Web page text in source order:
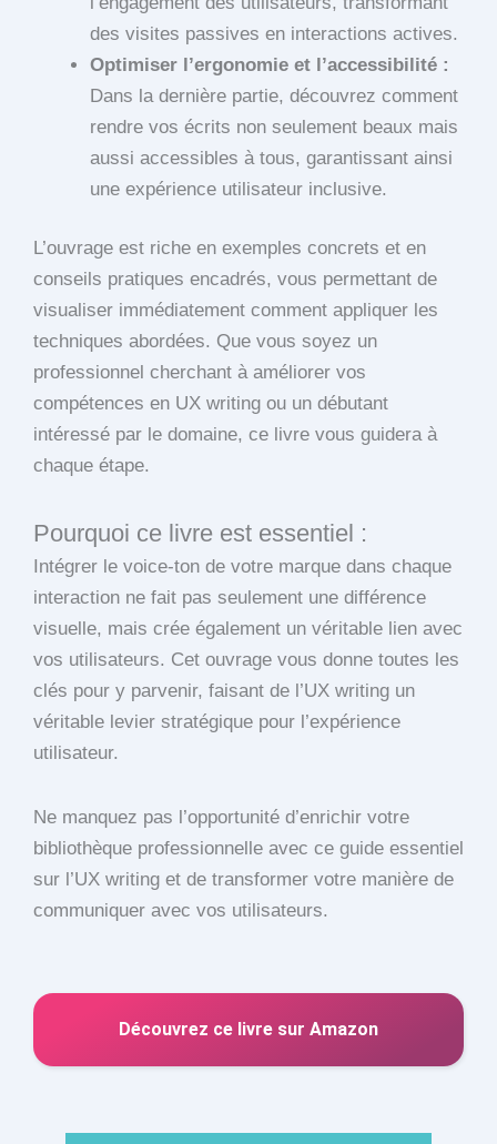
des visites passives en interactions actives.
Optimiser l’ergonomie et l’accessibilité :
Dans la dernière partie, découvrez comment
rendre vos écrits non seulement beaux mais
aussi accessibles à tous, garantissant ainsi
une expérience utilisateur inclusive.
L’ouvrage est riche en exemples concrets et en
conseils pratiques encadrés, vous permettant de
visualiser immédiatement comment appliquer les
techniques abordées. Que vous soyez un
professionnel cherchant à améliorer vos
compétences en UX writing ou un débutant
intéressé par le domaine, ce livre vous guidera à
chaque étape.
Pourquoi ce livre est essentiel :
Intégrer le voice-ton de votre marque dans chaque
interaction ne fait pas seulement une différence
visuelle, mais crée également un véritable lien avec
vos utilisateurs. Cet ouvrage vous donne toutes les
clés pour y parvenir, faisant de l’UX writing un
véritable levier stratégique pour l’expérience
utilisateur.
Ne manquez pas l’opportunité d’enrichir votre
bibliothèque professionnelle avec ce guide essentiel
sur l’UX writing et de transformer votre manière de
communiquer avec vos utilisateurs.
Découvrez ce livre sur Amazon